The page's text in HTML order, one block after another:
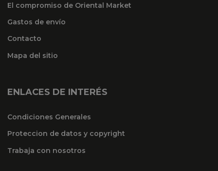
El compromiso de Oriental Market
Gastos de envío
Contacto
Mapa del sitio
ENLACES DE INTERÉS
Condiciones Generales
Proteccion de datos y copyright
Trabaja con nosotros